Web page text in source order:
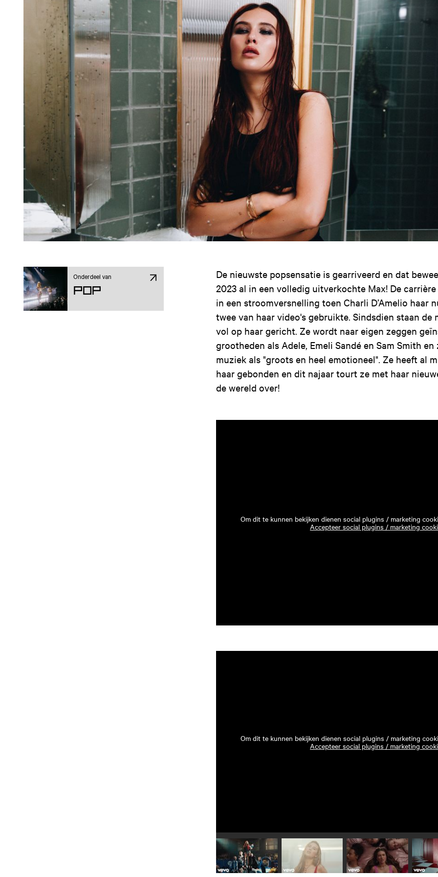
Onderdeel van
Pop
De nieuwste popsensatie is gearriveerd en dat
2023 al in een volledig uitverkochte Max! De carrière
in een stroomversnelling toen Charli D’Amelio haar
twee van haar video's gebruikte. Sindsdien staan de
vol op haar gericht. Ze wordt naar eigen zeggen
grootheden als Adele, Emeli Sandé en Sam Smith
muziek als "groots en heel emotioneel". Ze heeft al
haar gebonden en dit najaar tourt ze met haar
de wereld over!
Om dit te kunnen bekijken dienen social plugins / marketing
Accepteer social plugins / marketing
Om dit te kunnen bekijken dienen social plugins / marketing
Accepteer social plugins / marketing
Speel video 1 af Speel video 2 af Speel video 3 af